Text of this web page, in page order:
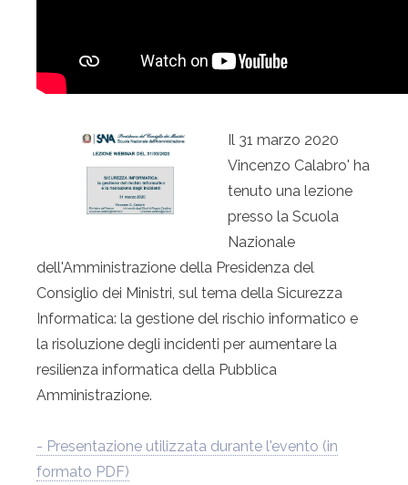
Il 31 marzo 2020
Vincenzo Calabro' ha
tenuto una lezione
presso la Scuola
Nazionale
dell'Amministrazione della Presidenza del
Consiglio dei Ministri, sul tema della Sicurezza
Informatica: la gestione del rischio informatico e
la risoluzione degli incidenti per aumentare la
resilienza informatica della Pubblica
Amministrazione.
- Presentazione utilizzata durante l'evento (in
formato PDF)